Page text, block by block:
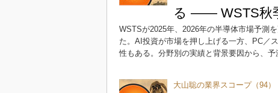
る ―― WSTS秋
WSTSが2025年、2026年の半導体市場予測
た。AI投資が市場を押し上げる一方、PC／
性もある。分野別の実績と背景要因から、予
大山聡の業界スコープ（94）